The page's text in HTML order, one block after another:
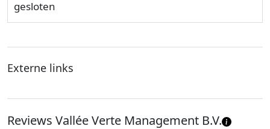
gesloten
Externe links
Reviews Vallée Verte Management B.V.